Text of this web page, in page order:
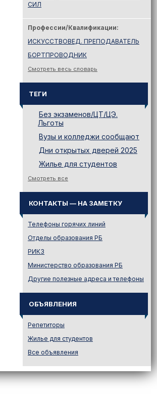
СИЛ
Профессии/Квалификации:
ИСКУССТВОВЕД. ПРЕПОДАВАТЕЛЬ
БОРТПРОВОДНИК
Смотреть весь словарь
ТЕГИ
Без экзаменов/ЦТ/ЦЭ.
Льготы
Вузы и колледжи сообщают
Дни открытых дверей 2025
Жилье для студентов
Законодательство
Иностранному абитуриенту
Куда поступать на твою
специальность?
Куда поступать? — Это надо
знать!
Новости образования и не
Подготовительные курсы
Подготовка к ЦЭ и ЦТ.
Репетиторы
Поступление в вузы
Проходные баллы в вузах
Беларуси
Распределение
Смотреть все
КОНТАКТЫ — НА ЗАМЕТКУ
Телефоны горячих линий
Отделы образования РБ
РИКЗ
Министерство образования РБ
Другие полезные адреса и телефоны
ОБЪЯВЛЕНИЯ
Репетиторы
Жилье для студентов
Все объявления